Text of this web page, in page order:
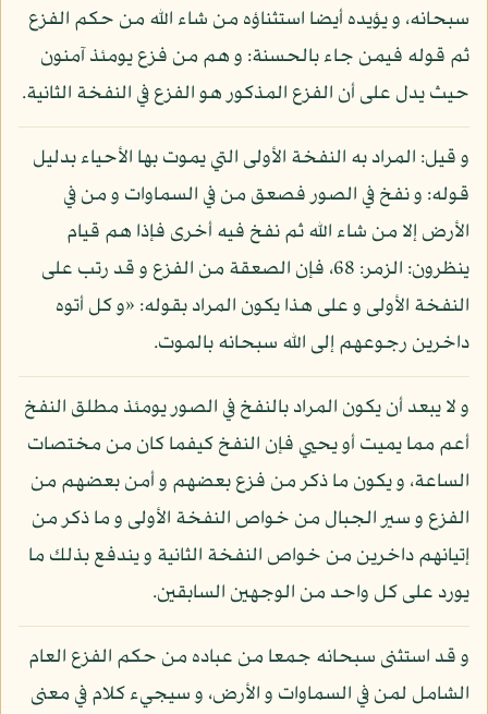
سبحانه، و يؤيده أيضا استثناؤه من شاء الله من حكم الفزع
ثم قوله فيمن جاء بالحسنة: و هم من فزع يومئذ آمنون
حيث يدل على أن الفزع المذكور هو الفزع في النفخة الثانية.
و قيل: المراد به النفخة الأولى التي يموت بها الأحياء بدليل
قوله: و نفخ في الصور فصعق من في السماوات و من في
الأرض إلا من شاء الله ثم نفخ فيه أخرى فإذا هم قيام
ينظرون: الزمر: 68، فإن الصعقة من الفزع و قد رتب على
النفخة الأولى و على هذا يكون المراد بقوله: «و كل أتوه
داخرين رجوعهم إلى الله سبحانه بالموت.
و لا يبعد أن يكون المراد بالنفخ في الصور يومئذ مطلق النفخ
أعم مما يميت أو يحيي فإن النفخ كيفما كان من مختصات
الساعة، و يكون ما ذكر من فزع بعضهم و أمن بعضهم من
الفزع و سير الجبال من خواص النفخة الأولى و ما ذكر من
إتيانهم داخرين من خواص النفخة الثانية و يندفع بذلك ما
يورد على كل واحد من الوجهين السابقين.
و قد استثنى سبحانه جمعا من عباده من حكم الفزع العام
الشامل لمن في السماوات و الأرض، و سيجيء كلام في معنى